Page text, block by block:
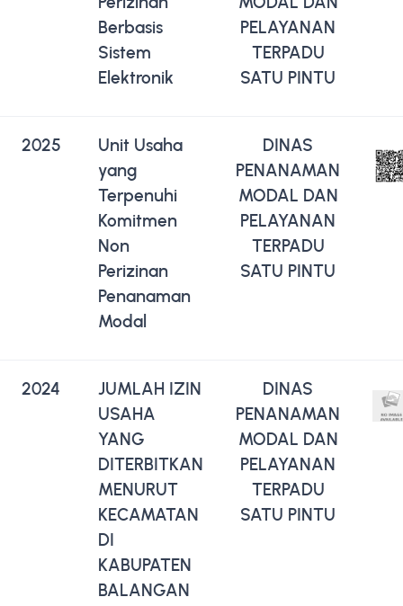
Berbasis
Sistem
Elektronik
PELAYANAN
TERPADU
SATU PINTU
2025
Unit Usaha
yang
Terpenuhi
Komitmen
Non
Perizinan
Penanaman
Modal
DINAS
PENANAMAN
MODAL DAN
PELAYANAN
TERPADU
SATU PINTU
2024
JUMLAH IZIN
USAHA
YANG
DITERBITKAN
MENURUT
KECAMATAN
DI
KABUPATEN
BALANGAN
DINAS
PENANAMAN
MODAL DAN
PELAYANAN
TERPADU
SATU PINTU